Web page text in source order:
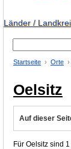
Länder /
Startseite Orte
Oelsitz
Auf dieser
Für Oelsitz sind